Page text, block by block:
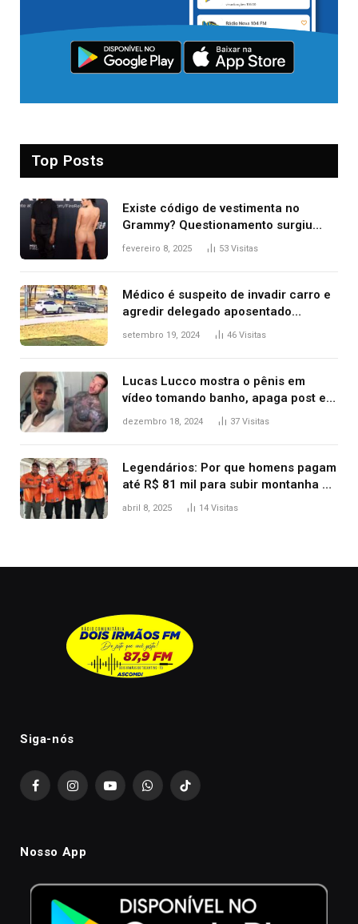
Top Posts
Existe código de vestimenta no
Grammy? Questionamento surgiu
após Bianca Censori, mulher de
fevereiro 8, 2025 53 Visitas
Médico é suspeito de invadir carro e
agredir delegado aposentado
durante confusão no trânsito
setembro 19, 2024 46 Visitas
Lucas Lucco mostra o pênis em
vídeo tomando banho, apaga post e
diz ‘foi mal’
dezembro 18, 2024 37 Visitas
Legendários: Por que homens pagam
até R$ 81 mil para subir montanha e
melhorar casamento?
abril 8, 2025 14 Visitas
Siga-nós
FacebookInstagramYouTubeWhatsAppTikTok
Nosso App